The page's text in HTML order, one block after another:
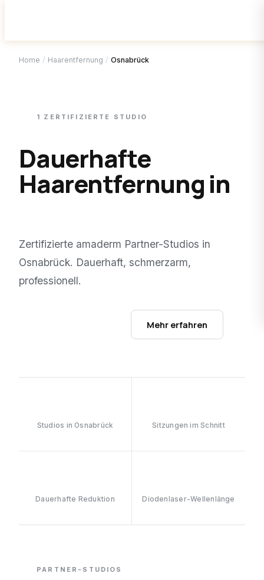
Home / Haarentfernung / Osnabrück
1 ZERTIFIZIERTE STUDIO
Dauerhafte
Haarentfernung in
Zertifizierte amaderm Partner-Studios in
Osnabrück. Dauerhaft, schmerzarm,
professionell.
Mehr erfahren
Studios in Osnabrück Sitzungen im Schnitt
Dauerhafte Reduktion Diodenlaser-Wellenlänge
PARTNER-STUDIOS